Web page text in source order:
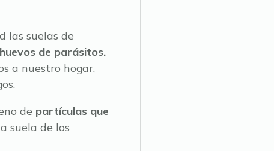
las suelas de
de parásitos.
a nuestro hogar,
de partículas que
suela de los